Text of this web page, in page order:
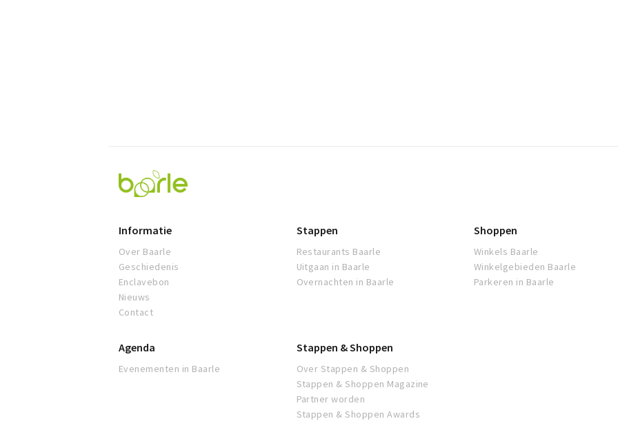
Visit
Baarle
Informatie
Over Baarle
Geschiedenis
Enclavebon
Nieuws
Contact
Stappen
Restaurants Baarle
Uitgaan in Baarle
Overnachten in Baarle
Shoppen
Winkels Baarle
Winkelgebieden Baarle
Parkeren in Baarle
Agenda
Evenementen in Baarle
Stappen & Shoppen
Over Stappen & Shoppen
Stappen & Shoppen Magazine
Partner worden
Stappen & Shoppen Awards